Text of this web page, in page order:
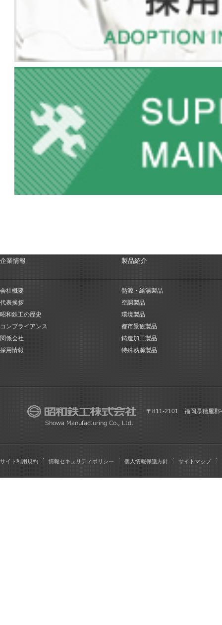
企業情報
会社概要
代表挨拶
昭和鉄工の歴史
コンプライアンス
関係会社
採用情報
製品紹介
熱源・給湯製品
空調製品
環境製品
都市景観製品
鋳造加工製品
特殊熱源製品
〒811-2101 福岡県糟屋郡
サイト利用規約 情報セキュリティポリシー 個人情報保護方針 サイトマップ